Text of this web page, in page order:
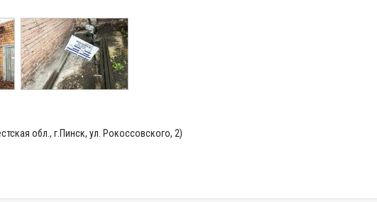
обл., г.Пинск, ул. Рокоссовского, 2)